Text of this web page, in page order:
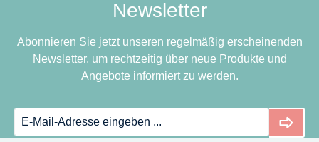
La
be
e
ug
at
bel
Newsletter
Abonnieren Sie jetzt unseren regelmäßig erscheinenden
Newsletter, um rechtzeitig über neue Produkte und
Angebote informiert zu werden.